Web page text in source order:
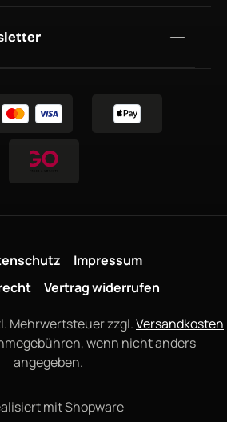
Impressum
Vertrag widerrufen
Mehrwertsteuer zzgl.Versandkosten
wenn nicht anders
angegeben.
mit Shopware